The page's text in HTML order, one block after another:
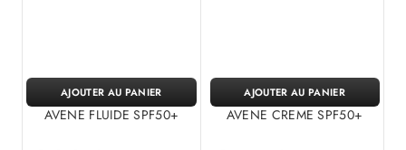
AVENE FLUIDE SPF50+
AJOUTER AU PANIER
AVENE CREME SPF50+
AJOUTER AU PANIER